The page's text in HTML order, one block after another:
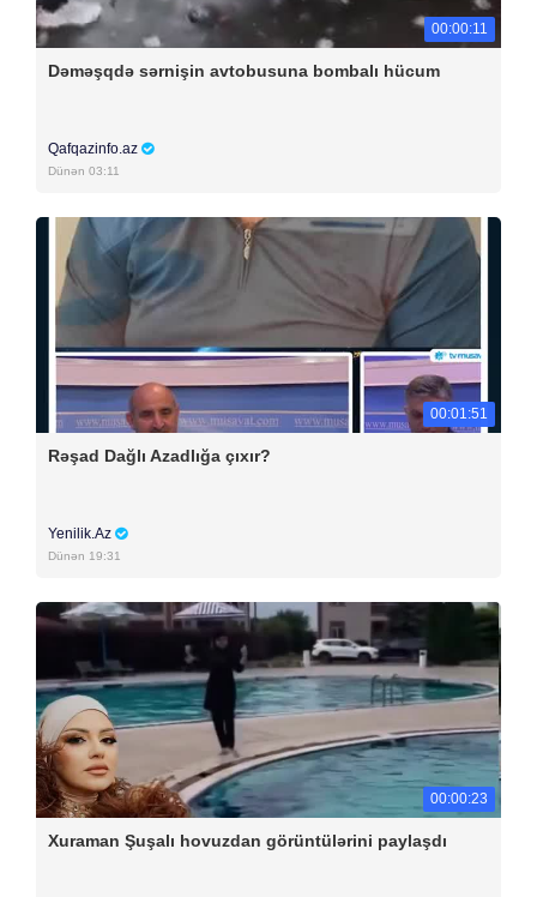
00:00:11
Dəməşqdə sərnişin avtobusuna bombalı hücum
Qafqazinfo.az
Dünən 03:11
00:01:51
Rəşad Dağlı Azadlığa çıxır?
Yenilik.Az
Dünən 19:31
00:00:23
Xuraman Şuşalı hovuzdan görüntülərini paylaşdı